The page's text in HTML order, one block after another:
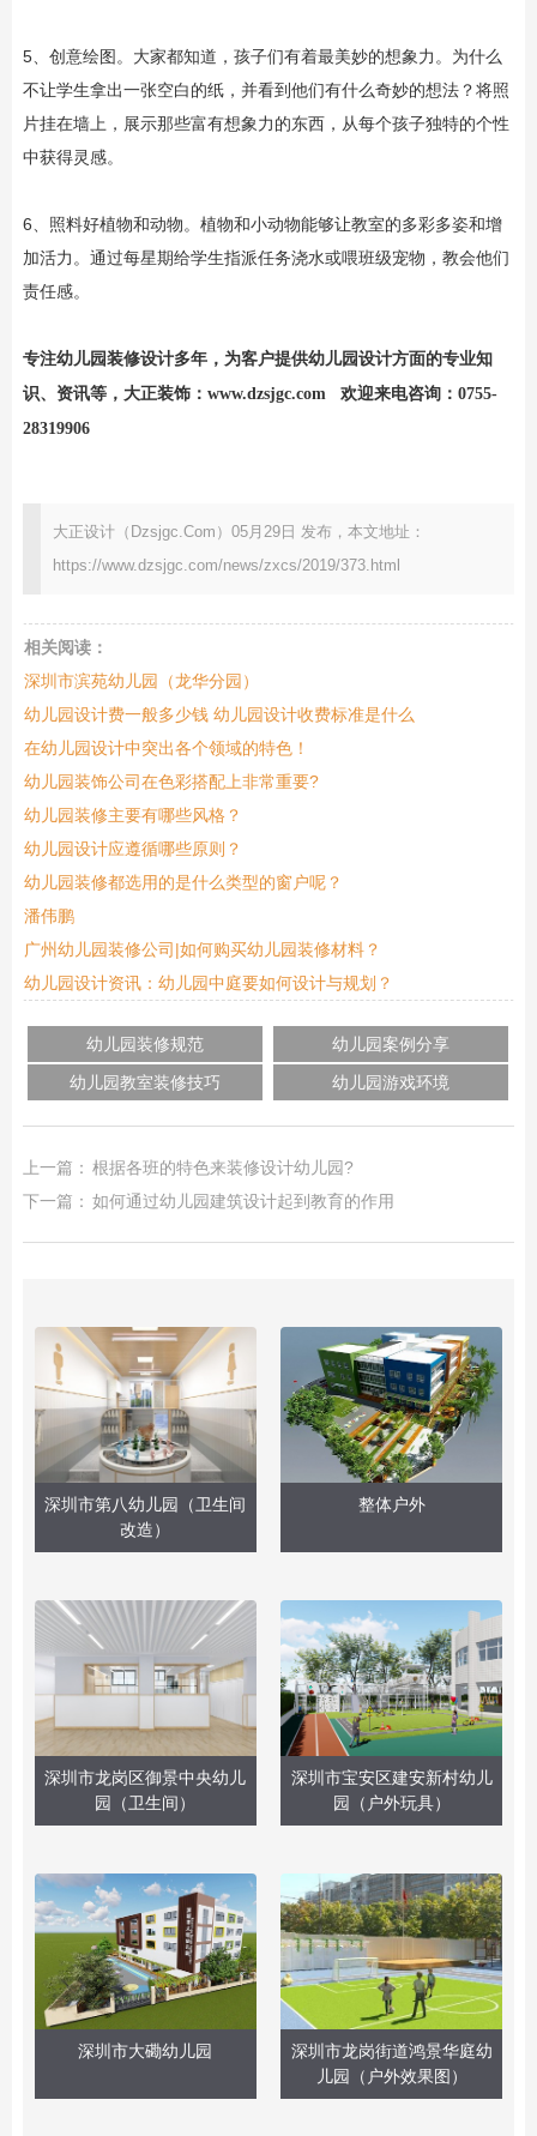
5、创意绘图。大家都知道，孩子们有着最美妙的想象力。为什么
不让学生拿出一张空白的纸，并看到他们有什么奇妙的想法？将照
片挂在墙上，展示那些富有想象力的东西，从每个孩子独特的个性
中获得灵感。
6、照料好植物和动物。植物和小动物能够让教室的多彩多姿和增
加活力。通过每星期给学生指派任务浇水或喂班级宠物，教会他们
责任感。
专注幼儿园装修设计多年，为客户提供幼儿园设计方面的专业知
识、资讯等，大正装饰： www.dzsjgc.com 欢迎来电咨询：0755-
28319906
大正设计（Dzsjgc.Com）05月29日 发布，本文地址：
https://www.dzsjgc.com/news/zxcs/2019/373.html
相关阅读：
深圳市滨苑幼儿园（龙华分园）
幼儿园设计费一般多少钱 幼儿园设计收费标准是什么
在幼儿园设计中突出各个领域的特色！
幼儿园装饰公司在色彩搭配上非常重要?
幼儿园装修主要有哪些风格？
幼儿园设计应遵循哪些原则？
幼儿园装修都选用的是什么类型的窗户呢？
潘伟鹏
广州幼儿园装修公司|如何购买幼儿园装修材料？
幼儿园设计资讯：幼儿园中庭要如何设计与规划？
幼儿园装修规范
幼儿园案例分享
幼儿园教室装修技巧
幼儿园游戏环境
上一篇： 根据各班的特色来装修设计幼儿园?
下一篇： 如何通过幼儿园建筑设计起到教育的作用
深圳市第八幼儿园（卫生间
改造）
整体户外
深圳市龙岗区御景中央幼儿
园（卫生间）
深圳市宝安区建安新村幼儿
园（户外玩具）
深圳市大磡幼儿园
深圳市龙岗街道鸿景华庭幼
儿园（户外效果图）